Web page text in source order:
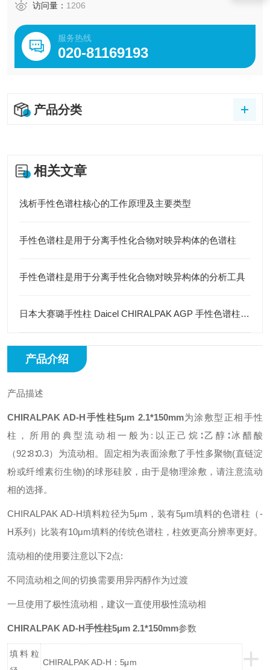
访问量： 1206
服务热线
020-81169193
产品分类
相关文章
浅析手性色谱柱核心的工作原理及主要类型
手性色谱柱是用于分离手性化合物对映异构体的色谱柱
手性色谱柱是用于分离手性化合物对映异构体的分析工具
日本大赛璐手性柱 Daicel CHIRALPAK AGP 手性色谱柱 4.6mm×150mm 5µm
产品介绍
产品描述
CHIRALPAK AD-H手性柱5μm 2.1*150mm为涂敷型正相手性
柱，所用的典型流动相一般为:以正己烷∶乙醇∶冰醋酸
（92∶8∶0.3）为流动相。固定相为表面涂敷了手性多聚物(直链淀
粉或纤维素衍生物)的球形硅胶，由于是物理涂敷，请注意流动
相的选择。
CHIRALPAK AD-H填料粒径为5μm，装有5μm填料的色谱柱（-
H系列）比装有10μm填料的传统色谱柱，柱效更高分辨率更好。
流动相的使用要注意以下2点:
不同流动相之间的切换需要用异丙醇作为过渡
一旦使用了极性流动相，建议一直使用极性流动相
CHIRALPAK AD-H手性柱5μm 2.1*150mm参数
+
填料粒
CHIRALPAK AD-H：5μm